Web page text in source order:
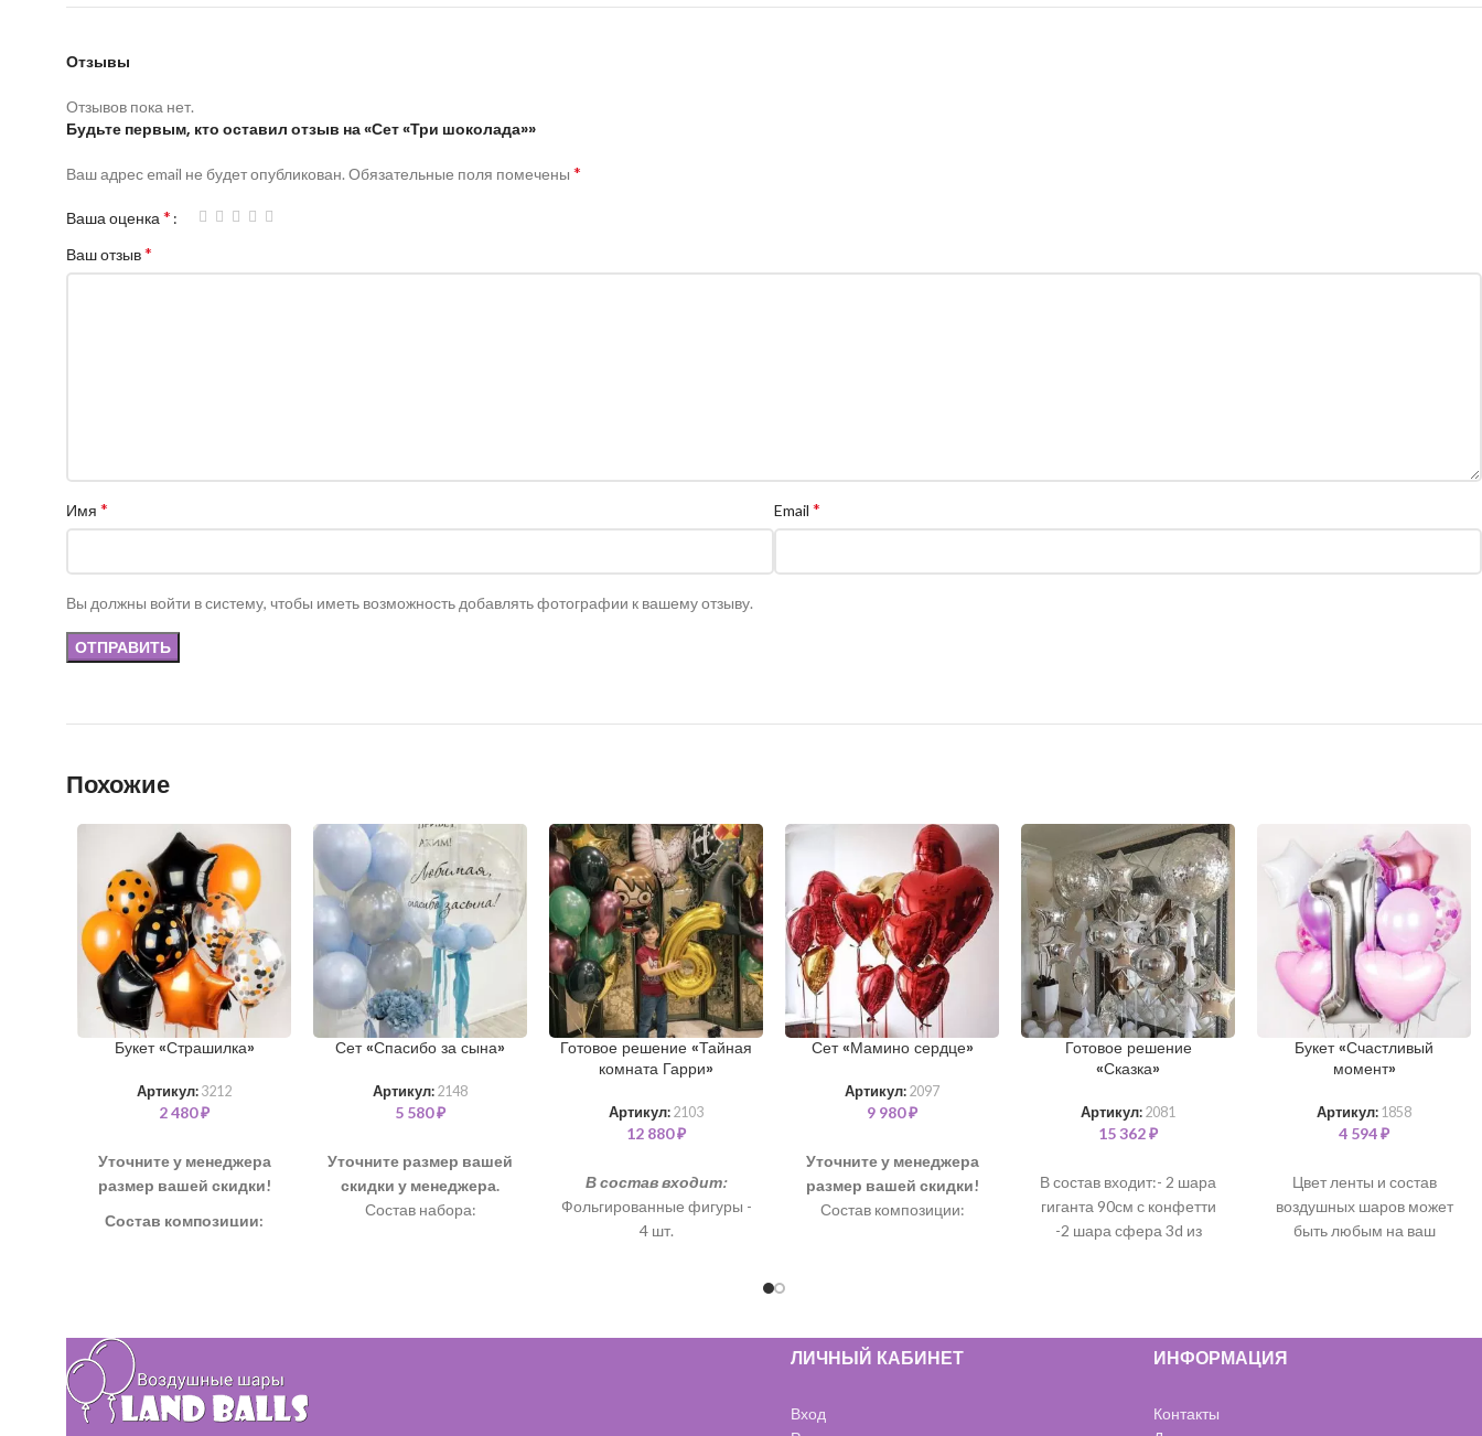
Отзывы
Отзывов пока нет.
Будьте первым, кто оставил отзыв на «Сет «Три шоколада»»
Ваш адрес email не будет опубликован. Обязательные поля помечены *
Ваша оценка *
Ваш отзыв*
Имя * Email *
Вы должны войти в систему, чтобы иметь возможность добавлять фотографии к вашему отзыву.
Похожие
Букет «Страшилка»
Артикул: 3212
2 480₽
Уточните у менеджера
размер вашей скидки!
Состав композиции:
Шар "Горох" 35 см – 2 шт
Сет «Спасибо за сына»
Артикул: 2148
5 580₽
Уточните размер вашей
скидки у менеджера.
Состав набора:
Готовое решение «Тайная
комната Гарри»
Артикул: 2103
12 880₽
В состав входит:
Фольгированные фигуры -
4 шт.
Сет «Мамино сердце»
Артикул: 2097
9 980₽
Уточните у менеджера
размер вашей скидки!
Состав композиции:
Готовое решение
«Сказка»
Артикул: 2081
15 362₽
В состав входит:- 2 шара
гиганта 90см с конфетти
-2 шара сфера 3d из
*цветовая гамма может
Букет «Счастливый
момент»
Артикул: 1858
4 594₽
Цвет ленты и состав
воздушных шаров может
быть любым на ваш
ЛИЧНЫЙ КАБИНЕТ
Вход
ИНФОРМАЦИЯ
Контакты